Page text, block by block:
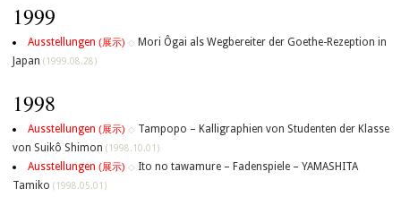
1999
Ausstellungen (展示) ◇ Mori Ôgai als Wegbereiter der Goethe-Rezeption in
Japan (1999.08.28)
1998
Ausstellungen (展示) ◇ Tampopo – Kalligraphien von Studenten der Klasse
von Suikô Shimon (1998.10.01)
Ausstellungen (展示) ◇ Ito no tawamure – Fadenspiele – YAMASHITA
Tamiko (1998.05.01)